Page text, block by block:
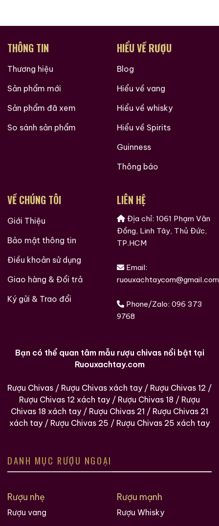
THÔNG TIN
Thương hiệu
Sản phẩm mới
Sản phẩm đã xem
So sánh sản phẩm
HIỂU VỀ RƯỢU
Blog
Hiểu về vang
Hiểu về whisky
Hiểu về Spirits
Guinness
Thông báo
VỀ CHÚNG TÔI
Giới Thiệu
Bảo mật thông tin
Điều khoản sử dụng
Giao hàng & Đổi trả
Ký gửi & Trao đổi
LIÊN HỆ
Địa chỉ: 1061 Phạm Văn
Đồng, Linh Tây, Thủ Đức,
TP.HCM
Email:
ruouxachtaycom@gmail.com
Phone/Zalo: 096 373
9768
Bạn có thể quan tâm mẫu rượu chivas nổi bật tại
Ruouxachtay.com
Rượu Chivas / Rượu Chivas xách tay / Rượu Chivas 12 /
Rượu Chivas 12 xách tay / Rượu Chivas 18 / Rượu
Chivas 18 xách tay / Rượu Chivas 21 / Rượu Chivas 21
xách tay / Rượu Chivas 25 / Rượu Chivas 25 xách tay
DANH MỤC RƯỢU NGOẠI
Rượu nhẹ
Rượu vang
Rượu mạnh
Rượu Whisky